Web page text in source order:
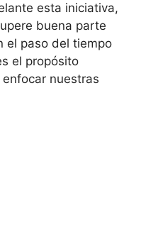
esta iniciativa,
buena parte
el paso del tiempo
el propósito
nuestras